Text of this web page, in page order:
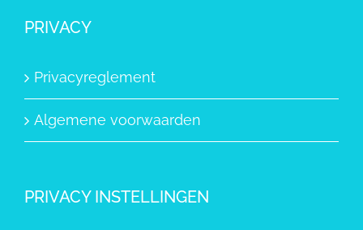
PRIVACY
Privacyreglement
Algemene voorwaarden
PRIVACY INSTELLINGEN